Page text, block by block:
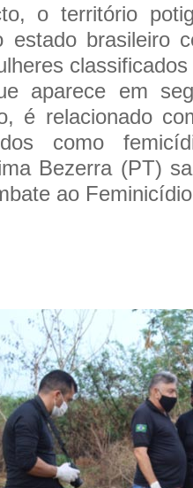
o território
estado brasileiro
aparece em
é relacionado
como
Bezerra (PT)
ao